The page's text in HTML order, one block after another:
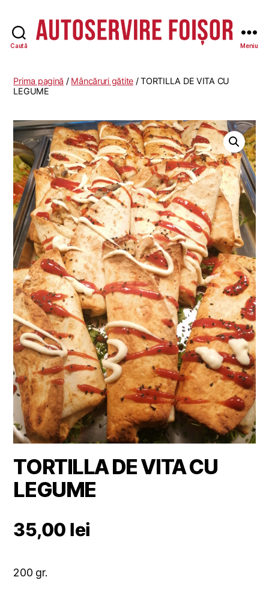
Caută
-
Meniu
Prima pagină / Mâncăruri gătite / TORTILLA DE VITA CU
LEGUME
TORTILLA DE VITA CU
LEGUME
35,00 lei
200 gr.